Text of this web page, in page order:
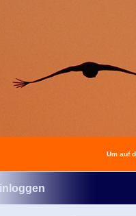
Um auf